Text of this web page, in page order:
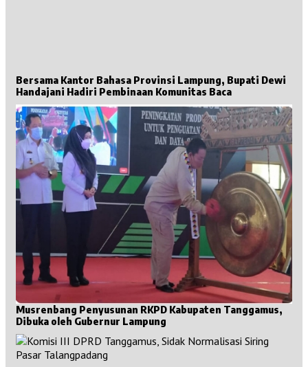
Bersama Kantor Bahasa Provinsi Lampung, Bupati Dewi
Handajani Hadiri Pembinaan Komunitas Baca
Musrenbang Penyusunan RKPD Kabupaten Tanggamus,
Dibuka oleh Gubernur Lampung